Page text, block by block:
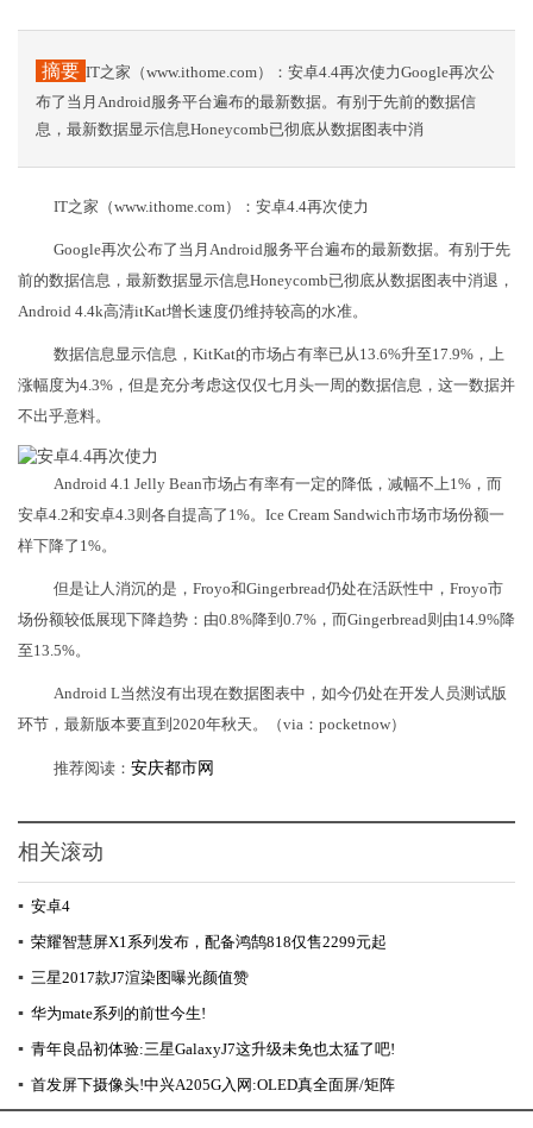
摘要 IT之家（www.ithome.com）：安卓4.4再次使力Google再次公
布了当月Android服务平台遍布的最新数据。有别于先前的数据信
息，最新数据显示信息Honeycomb已彻底从数据图表中消
IT之家（www.ithome.com）：安卓4.4再次使力
Google再次公布了当月Android服务平台遍布的最新数据。有别于先
前的数据信息，最新数据显示信息Honeycomb已彻底从数据图表中消退，
Android 4.4k高清itKat增长速度仍维持较高的水准。
数据信息显示信息，KitKat的市场占有率已从13.6%升至17.9%，上
涨幅度为4.3%，但是充分考虑这仅仅七月头一周的数据信息，这一数据并
不出乎意料。
Android 4.1 Jelly Bean市场占有率有一定的降低，减幅不上1%，而
安卓4.2和安卓4.3则各自提高了1%。Ice Cream Sandwich市场市场份额一
样下降了1%。
但是让人消沉的是，Froyo和Gingerbread仍处在活跃性中，Froyo市
场份额较低展现下降趋势：由0.8%降到0.7%，而Gingerbread则由14.9%降
至13.5%。
Android L当然沒有出現在数据图表中，如今仍处在开发人员测试版
环节，最新版本要直到2020年秋天。（via：pocketnow）
推荐阅读： 安庆都市网
相关滚动
▪ 安卓4
▪ 荣耀智慧屏X1系列发布，配备鸿鹄818仅售2299元起
▪ 三星2017款J7渲染图曝光颜值赞
▪ 华为mate系列的前世今生!
▪ 青年良品初体验:三星GalaxyJ7这升级未免也太猛了吧!
▪ 首发屏下摄像头!中兴A205G入网:OLED真全面屏/矩阵